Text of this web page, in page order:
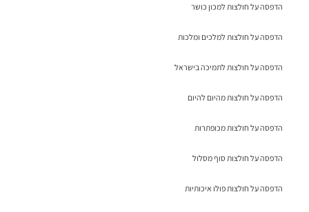
הדפסה על חולצות למכון כושר
הדפסה על חולצות למלכים ומלכות
הדפסה על חולצות לתמיכה בישראל
הדפסה על חולצות מהיום להיום
הדפסה על חולצות מכופתרות
הדפסה על חולצות סוף מסלול
הדפסה על חולצות פולו איכותיות